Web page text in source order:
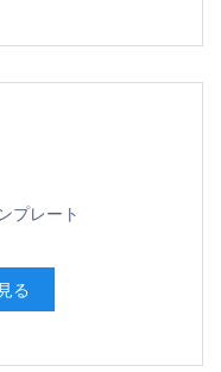
プレート
る